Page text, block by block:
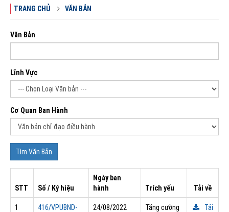
TRANG CHỦ VĂN BẢN
Văn Bản
Lĩnh Vực
Cơ Quan Ban Hành
STT Số / Ký hiệu
Ngày ban
hành
Trích yếu Tải về
1
416/VPUBND-
24/08/2022
Tăng cường
Tải